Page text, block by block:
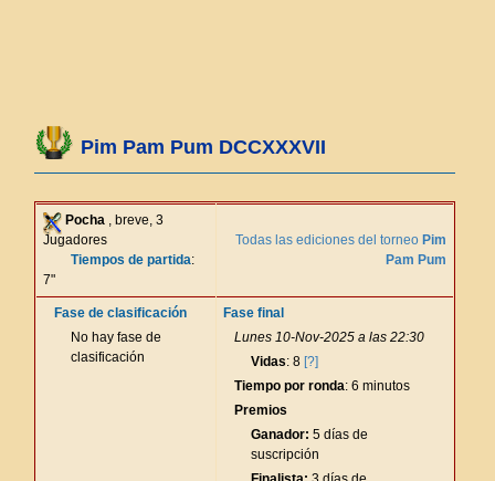
Pim Pam Pum DCCXXXVII
Pocha , breve, 3
Jugadores
Tiempos de partida:
7"
Todas las ediciones del torneo Pim
Pam Pum
Fase de clasificación
No hay fase de
clasificación
Fase final
Lunes 10-Nov-2025 a las 22:30
Vidas: 8 [?]
Tiempo por ronda: 6 minutos
Premios
Ganador: 5 días de
suscripción